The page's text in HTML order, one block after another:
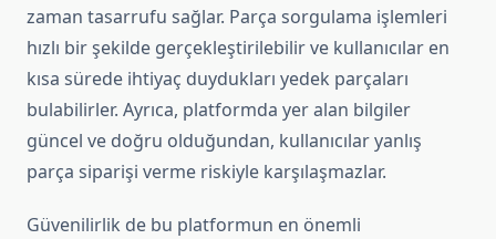
zaman tasarrufu sağlar. Parça sorgulama işlemleri
hızlı bir şekilde gerçekleştirilebilir ve kullanıcılar en
kısa sürede ihtiyaç duydukları yedek parçaları
bulabilirler. Ayrıca, platformda yer alan bilgiler
güncel ve doğru olduğundan, kullanıcılar yanlış
parça siparişi verme riskiyle karşılaşmazlar.
Güvenilirlik de bu platformun en önemli